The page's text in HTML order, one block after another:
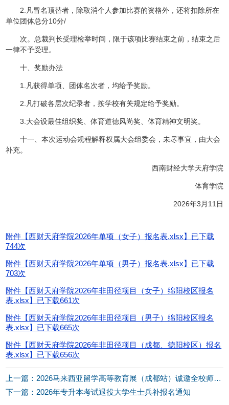
2.凡冒名顶替者，除取消个人参加比赛的资格外，还将扣除所在
单位团体总分10分/
次。总裁判长受理检举时间，限于该项比赛结束之前，结束之后
一律不予受理。
十、奖励办法
1.凡获得单项、团体名次者，均给予奖励。
2.凡打破各层次纪录者，按学校有关规定给予奖励。
3.大会设最佳组织奖、体育道德风尚奖、体育精神文明奖。
十一、本次运动会规程解释权属大会组委会，未尽事宜，由大会
补充。
西南财经大学天府学院
体育学院
2026年3月11日
附件【西财天府学院2026年单项（女子）报名表.xlsx】已下载
744次
附件【西财天府学院2026年单项（男子）报名表.xlsx】已下载
703次
附件【西财天府学院2026年非田径项目（女子）绵阳校区报名
表.xlsx】已下载661次
附件【西财天府学院2026年非田径项目（男子）绵阳校区报名
表.xlsx】已下载665次
附件【西财天府学院2026年非田径项目（成都、德阳校区）报名
表.xlsx】已下载656次
上一篇：2026马来西亚留学高等教育展（成都站）诚邀全校师生莅临
下一篇：2026年专升本考试退役大学生士兵补报名通知